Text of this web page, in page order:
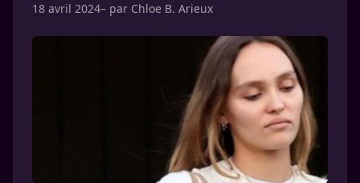
18 avril 2024– par Chloe B. Arieux